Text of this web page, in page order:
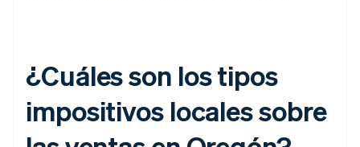
¿Cuáles son los tipos
impositivos locales sobre